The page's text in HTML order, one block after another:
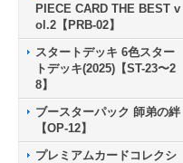
PIECE CARD THE BEST v
ol.2【PRB-02】
スタートデッキ 6色スター
トデッキ(2025)【ST-23〜2
8】
ブースターパック 師弟の絆
【OP-12】
プレミアムカードコレクシ